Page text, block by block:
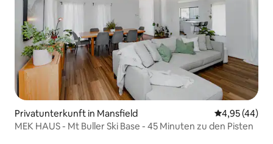
Privatunterkunft in Mansfield
4,95 (44)
MEK HAUS - Mt Buller Ski Base - 45 Minuten zu den Pisten